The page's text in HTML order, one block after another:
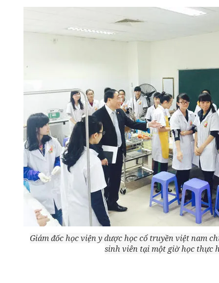
Giám đốc học viện y dược học cổ truyền việt nam
sinh viên tại một giờ học thực